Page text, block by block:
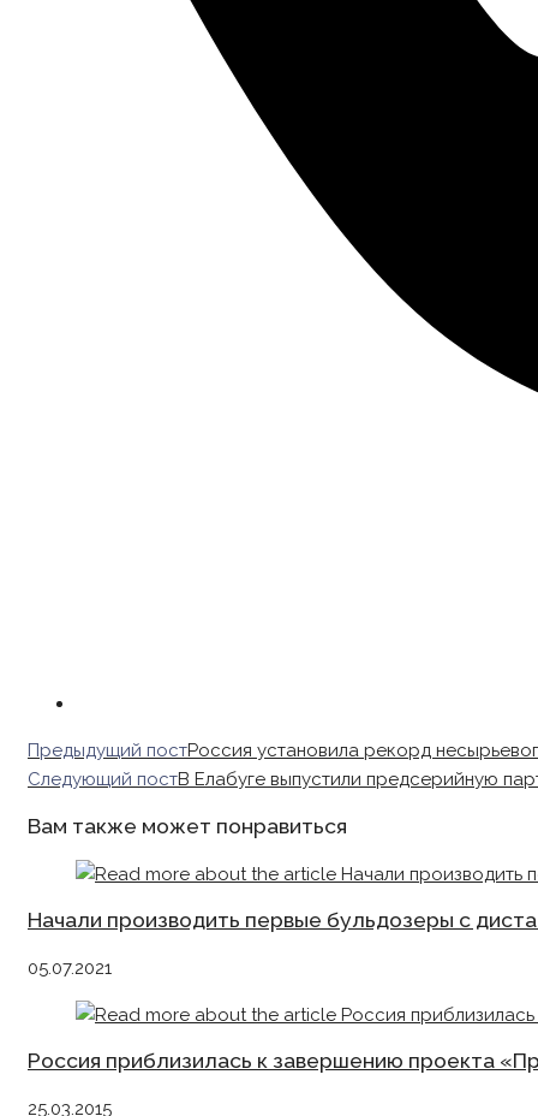
Read
more
Предыдущий постРоссия установила рекорд
Следующий постВ Елабуге выпустили предсерийную
Вам также может понравиться
Начали производить первые бульдозеры с
05.07.2021
Россия приблизилась к завершению проекта
25.03.2015